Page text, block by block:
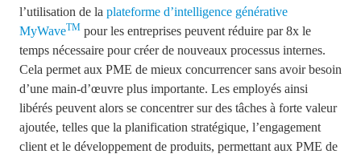
l’utilisation de la plateforme d’intelligence générative
MyWaveTM pour les entreprises peuvent réduire par 8x le
temps nécessaire pour créer de nouveaux processus internes.
Cela permet aux PME de mieux concurrencer sans avoir besoin
d’une main-d’œuvre plus importante. Les employés ainsi
libérés peuvent alors se concentrer sur des tâches à forte valeur
ajoutée, telles que la planification stratégique, l’engagement
client et le développement de produits, permettant aux PME de